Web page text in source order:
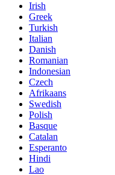
Irish
Greek
Turkish
Italian
Danish
Romanian
Indonesian
Czech
Afrikaans
Swedish
Polish
Basque
Catalan
Esperanto
Hindi
Lao